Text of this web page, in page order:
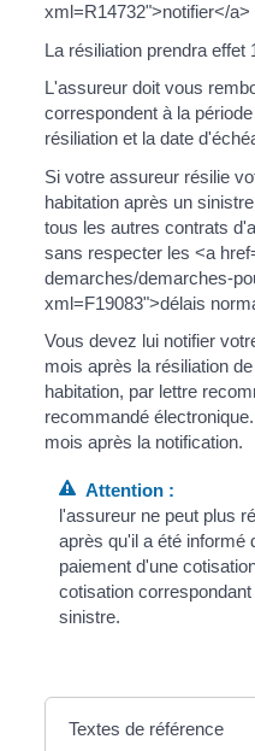
xml=R14732">notifier</a>
La résiliation prendra effet
L'assureur doit vous
correspondent à la
résiliation et la date
Si votre assureur résilie
habitation après un
tous les autres contrats
sans respecter les <a
demarches/demarches-
xml=F19083">délais
Vous devez lui notifier
mois après la résiliation
habitation, par lettre
recommandé
mois après la notification.
Attention :
l'assureur ne peut plus
après qu'il a été informé
paiement d'une
cotisation
sinistre.
Textes de référence